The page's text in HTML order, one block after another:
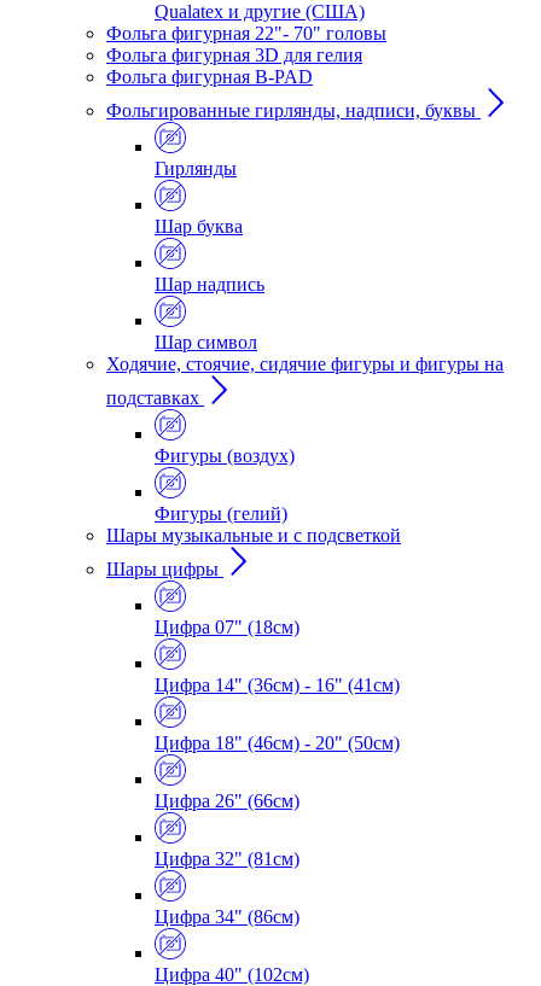
Qualatex и другие (США)
Фольга фигурная 22"- 70" головы
Фольга фигурная 3D для гелия
Фольга фигурная B-PAD
Фольгированные гирлянды, надписи, буквы
Гирлянды
Шар буква
Шар надпись
Шар символ
Ходячие, стоячие, сидячие фигуры и фигуры на
подставках
Фигуры (воздух)
Фигуры (гелий)
Шары музыкальные и с подсветкой
Шары цифры
Цифра 07" (18см)
Цифра 14" (36см) - 16" (41см)
Цифра 18" (46см) - 20" (50см)
Цифра 26" (66см)
Цифра 32" (81см)
Цифра 34" (86см)
Цифра 40" (102см)